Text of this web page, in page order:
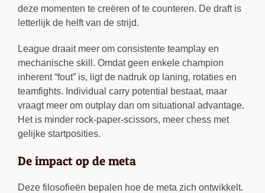
deze momenten te creëren of te counteren. De draft is
letterlijk de helft van de strijd.
League draait meer om consistente teamplay en
mechanische skill. Omdat geen enkele champion
inherent “fout” is, ligt de nadruk op laning, rotaties en
teamfights. Individual carry potential bestaat, maar
vraagt meer om outplay dan om situational advantage.
Het is minder rock-paper-scissors, meer chess met
gelijke startposities.
De impact op de meta
Deze filosofieën bepalen hoe de meta zich ontwikkelt.